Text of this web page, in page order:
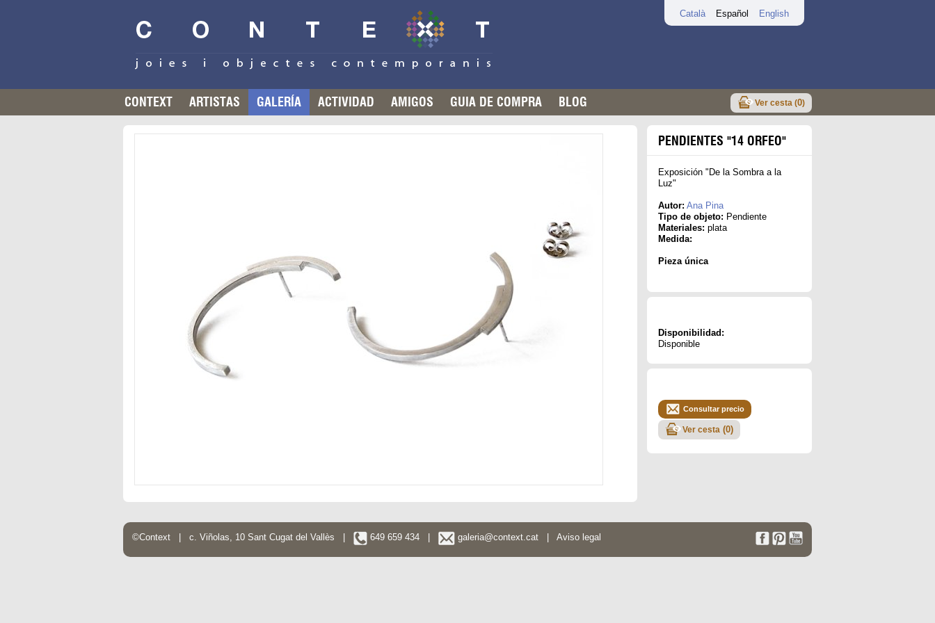
Català Español English
CONTEXT ARTISTAS GALERÍA ACTIVIDAD AMIGOS GUIA DE COMPRA BLOG Ver cesta (0)
PENDIENTES "14 ORFEO"
Exposición "De la Sombra a la
Luz"
Autor: Ana Pina
Tipo de objeto: Pendiente
Materiales: plata
Medida:
Pieza única
Disponibilidad:
Disponible
Consultar precio
Ver cesta (0)
©Context | c. Viñolas, 10 Sant Cugat del Vallès | 649 659 434 | galeria@context.cat Aviso legal